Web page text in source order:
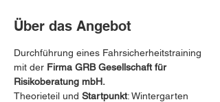
Über das Angebot
Durchführung eines Fahrsicherheitstraining
mit der Firma GRB Gesellschaft für
Risikoberatung mbH.
Theorieteil und Startpunkt: Wintergarten